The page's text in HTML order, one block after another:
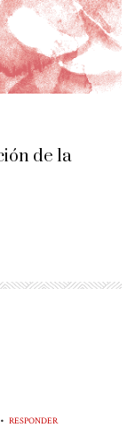
de la
• RESPONDER